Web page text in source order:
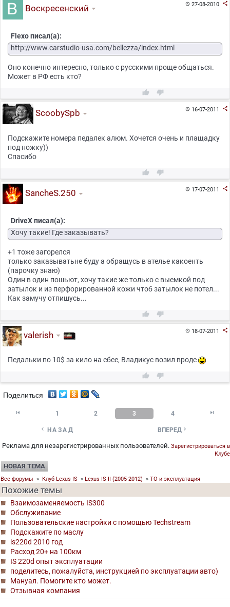
27-08-2010 
Воскресенский
Flexo писал(а):
http://www.carstudio-usa.com/bellezza/index.html
Оно конечно интересно, только с русскими проще общаться.
Может в РФ есть кто?
 
16-07-2011 
ScoobySpb
Подскажите номера педалек алюм. Хочется очень и плащадку
под ножку))
Спасибо
 
17-07-2011 
SancheS.250
DriveX писал(а):
Хочу такие! Где заказывать?
+1 тоже загорелся
только заказыватьне буду а обращусь в ателье какоенть
(парочку знаю)
Один в один пошьют, хочу такие же только с выемкой под
затылок и из перфорированной кожи чтоб затылок не потел...
Как замучу отпишусь...
 
18-07-2011 
valerish
Педальки по 10$ за кило на ебее, Владикус возил вроде
 
Поделиться
 1 2 3 4 
 НАЗАД ВПЕРЕД 
Реклама для незарегистрированных пользователей. Зарегистрироваться в
Клубе
НОВАЯ ТЕМА
Все форумы » Клуб Lexus IS » Lexus IS II (2005-2012) » ТО и эксплуатация
Похожие темы
Взаимозаменяемость IS300
Обслуживание
Пользовательские настройки с помощью Techstream
Подскажите по маслу
is220d 2010 год
Расход 20+ на 100км
IS 220d опыт эксплуатации
поделитесь, пожалуйста, инструкцией по эксплуатации авто)
Мануал. Помогите кто может.
Отзывная компания